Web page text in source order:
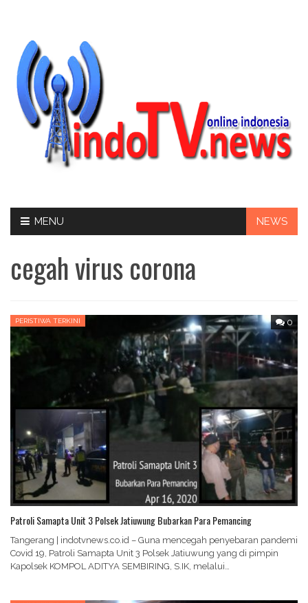
MENU NEWS
cegah virus corona
0
PERISTIWA TERKINI
Patroli Samapta Unit 3 Polsek Jatiuwung Bubarkan Para Pemancing
Tangerang | indotvnews.co.id – Guna mencegah penyebaran pandemi
Covid 19, Patroli Samapta Unit 3 Polsek Jatiuwung yang di pimpin
Kapolsek KOMPOL ADITYA SEMBIRING, S.IK, melalui…